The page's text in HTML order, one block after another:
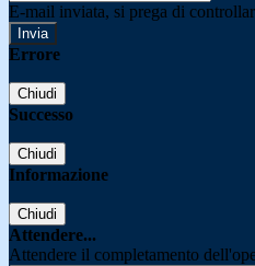
E-mail inviata, si prega di
Errore
Chiudi
Successo
Chiudi
Informazione
Chiudi
Attendere...
Attendere il completamento